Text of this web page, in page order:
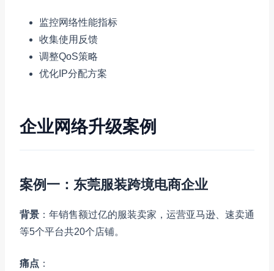
监控网络性能指标
收集使用反馈
调整QoS策略
优化IP分配方案
企业网络升级案例
案例一：东莞服装跨境电商企业
背景 ：年销售额过亿的服装卖家，运营亚马逊、速卖通
等5个平台共20个店铺。
痛点 ：